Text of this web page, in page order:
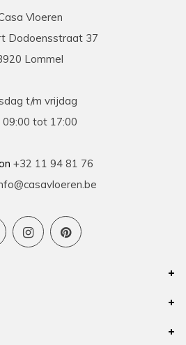
Vloeren
Dodoensstraat 37
Lommel
t/m vrijdag
09:00 tot 17:00
+32 11 94 81 76